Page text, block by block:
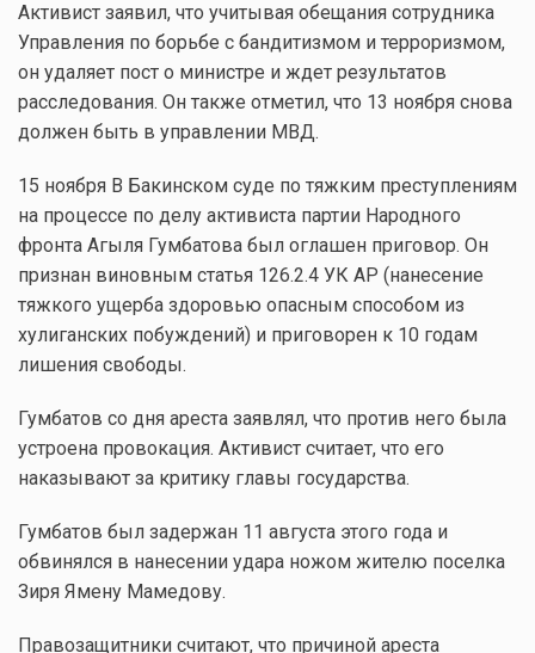
Активист заявил, что учитывая обещания сотрудника
Управления по борьбе с бандитизмом и терроризмом,
он удаляет пост о министре и ждет результатов
расследования. Он также отметил, что 13 ноября снова
должен быть в управлении МВД.
15 ноября В Бакинском суде по тяжким преступлениям
на процессе по делу активиста партии Народного
фронта Агыля Гумбатова был оглашен приговор. Он
признан виновным статья 126.2.4 УК АР (нанесение
тяжкого ущерба здоровью опасным способом из
хулиганских побуждений) и приговорен к 10 годам
лишения свободы.
Гумбатов со дня ареста заявлял, что против него была
устроена провокация. Активист считает, что его
наказывают за критику главы государства.
Гумбатов был задержан 11 августа этого года и
обвинялся в нанесении удара ножом жителю поселка
Зиря Ямену Мамедову.
Правозащитники считают, что причиной ареста